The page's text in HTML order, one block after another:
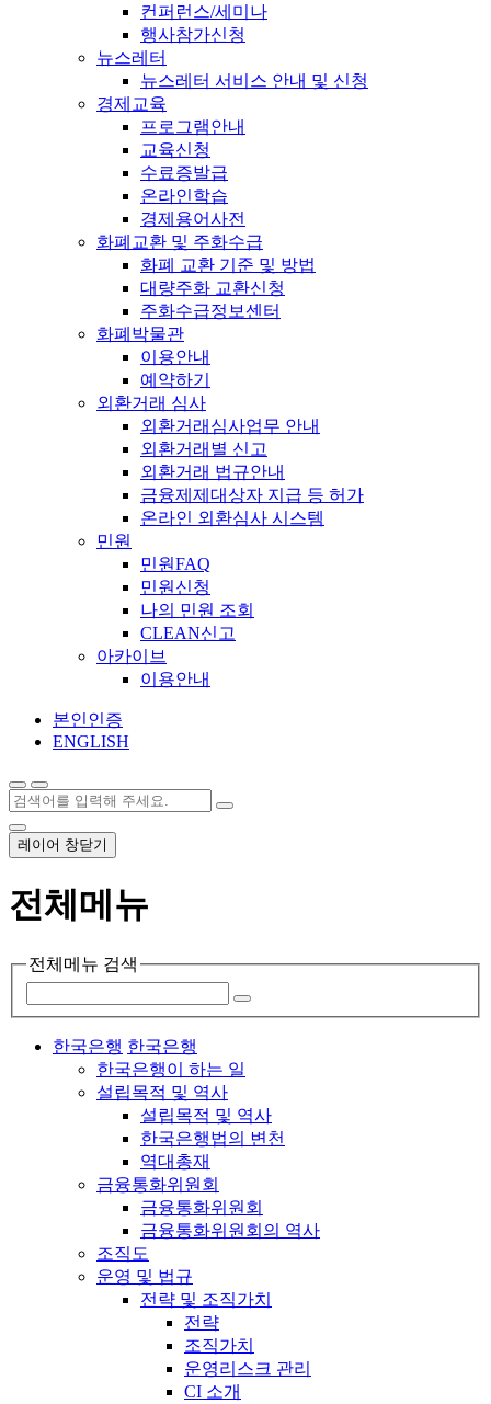
컨퍼런스/세미나
행사참가신청
뉴스레터
뉴스레터 서비스 안내 및 신청
경제교육
프로그램안내
교육신청
수료증발급
온라인학습
경제용어사전
화폐교환 및 주화수급
화폐 교환 기준 및 방법
대량주화 교환신청
주화수급정보센터
화폐박물관
이용안내
예약하기
외환거래 심사
외환거래심사업무 안내
외환거래별 신고
외환거래 법규안내
금융제제대상자 지급 등 허가
온라인 외환심사 시스템
민원
민원FAQ
민원신청
나의 민원 조회
CLEAN신고
아카이브
이용안내
본인인증
ENGLISH
레이어 창닫기
전체메뉴
전체메뉴 검색
한국은행 한국은행
한국은행이 하는 일
설립목적 및 역사
설립목적 및 역사
한국은행법의 변천
역대총재
금융통화위원회
금융통화위원회
금융통화위원회의 역사
조직도
운영 및 법규
전략 및 조직가치
전략
조직가치
운영리스크 관리
CI 소개